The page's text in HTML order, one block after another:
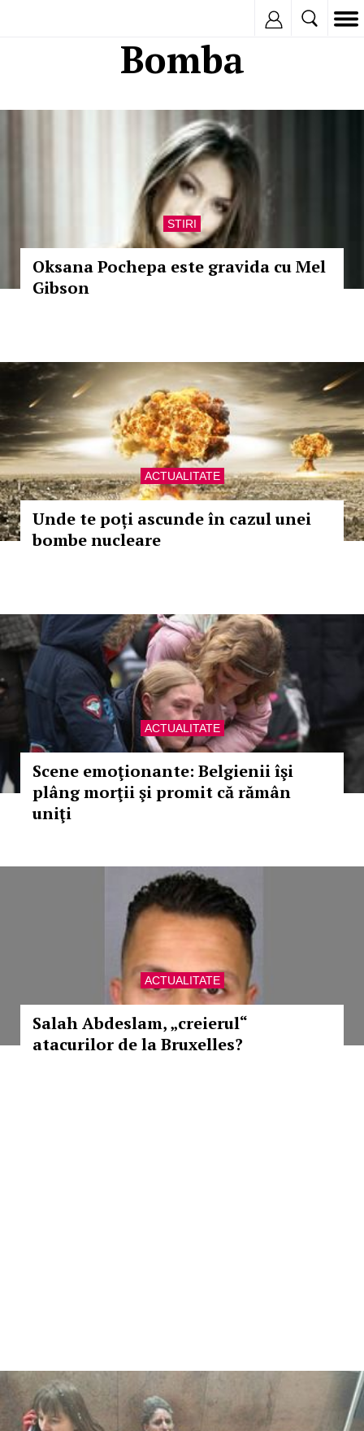
Bomba
STIRI
Oksana Pochepa este gravida cu Mel
Gibson
ACTUALITATE
Unde te poți ascunde în cazul unei
bombe nucleare
ACTUALITATE
Scene emoţionante: Belgienii îşi
plâng morţii şi promit că rămân
uniţi
ACTUALITATE
Salah Abdeslam, „creierul“
atacurilor de la Bruxelles?